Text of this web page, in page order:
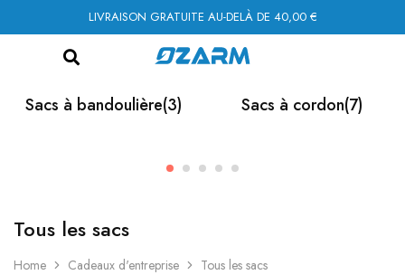
LIVRAISON GRATUITE AU-DELÀ DE 40,00 €
Sacs à bandoulière(3) Sacs à cordon(7)
Tous les sacs
Home Cadeaux d'entreprise Tous les sacs